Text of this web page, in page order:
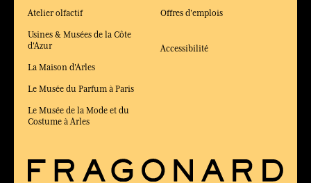
Atelier olfactif
Usines & Musées de la Côte
d'Azur
La Maison d'Arles
Le Musée du Parfum à Paris
Le Musée de la Mode et du
Costume à Arles
Offres d'emplois
Accessibilité